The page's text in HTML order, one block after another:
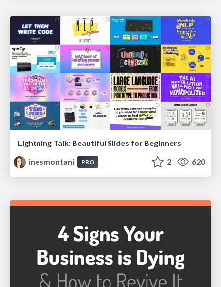
Lightning Talk: Beautiful Slides for Beginners
inesmontani
PRO 2 620